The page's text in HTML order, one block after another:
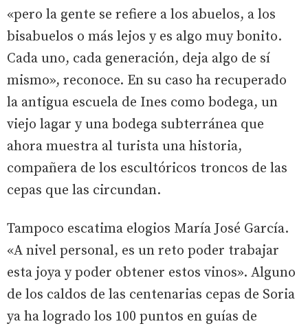
«pero la gente se refiere a los abuelos, a los
bisabuelos o más lejos y es algo muy bonito.
Cada uno, cada generación, deja algo de sí
mismo», reconoce. En su caso ha recuperado
la antigua escuela de Ines como bodega, un
viejo lagar y una bodega subterránea que
ahora muestra al turista una historia,
compañera de los escultóricos troncos de las
cepas que las circundan.
Tampoco escatima elogios María José García.
«A nivel personal, es un reto poder trabajar
esta joya y poder obtener estos vinos». Alguno
de los caldos de las centenarias cepas de Soria
ya ha logrado los 100 puntos en guías de